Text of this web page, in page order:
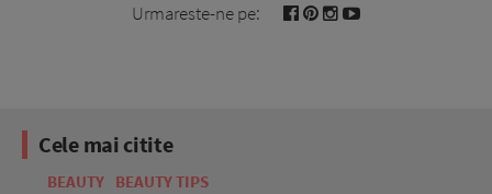
Urmareste-ne pe:
Cele mai citite
BEAUTY BEAUTY TIPS